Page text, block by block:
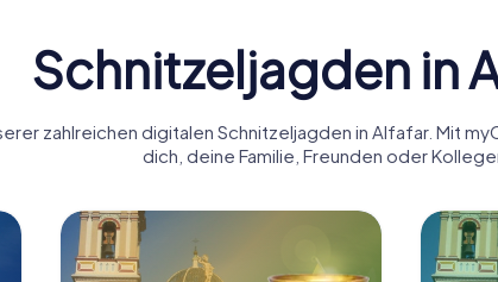
Schnitzeljagden in
zahlreichen digitalen Schnitzeljagden in Alfafar. Mit
dich, deine Familie, Freunden oder